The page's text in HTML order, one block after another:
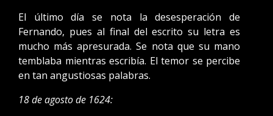
El último día se nota la desesperación de
Fernando, pues al final del escrito su letra es
mucho más apresurada. Se nota que su mano
temblaba mientras escribía. El temor se percibe
en tan angustiosas palabras.
18 de agosto de 1624: